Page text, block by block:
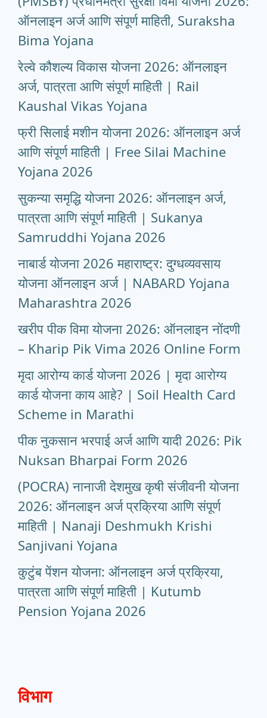
ऑनलाइन अर्ज आणि संपूर्ण माहिती, Suraksha
Bima Yojana
रेल्वे कौशल्य विकास योजना 2026: ऑनलाइन
अर्ज, पात्रता आणि संपूर्ण माहिती | Rail
Kaushal Vikas Yojana
फ्री सिलाई मशीन योजना 2026: ऑनलाइन अर्ज
आणि संपूर्ण माहिती | Free Silai Machine
Yojana 2026
सुकन्या समृद्धि योजना 2026: ऑनलाइन अर्ज,
पात्रता आणि संपूर्ण माहिती | Sukanya
Samruddhi Yojana 2026
नाबार्ड योजना 2026 महाराष्ट्र: दुग्धव्यवसाय
योजना ऑनलाइन अर्ज | NABARD Yojana
Maharashtra 2026
खरीप पीक विमा योजना 2026: ऑनलाइन नोंदणी
– Kharip Pik Vima 2026 Online Form
मृदा आरोग्य कार्ड योजना 2026 | मृदा आरोग्य
कार्ड योजना काय आहे? | Soil Health Card
Scheme in Marathi
पीक नुकसान भरपाई अर्ज आणि यादी 2026: Pik
Nuksan Bharpai Form 2026
(POCRA) नानाजी देशमुख कृषी संजीवनी योजना
2026: ऑनलाइन अर्ज प्रक्रिया आणि संपूर्ण
माहिती | Nanaji Deshmukh Krishi
Sanjivani Yojana
कुटुंब पेंशन योजना: ऑनलाइन अर्ज प्रक्रिया,
पात्रता आणि संपूर्ण माहिती | Kutumb
Pension Yojana 2026
विभाग